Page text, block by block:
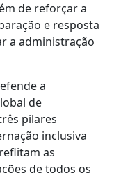
de reforçar a
e resposta
a administração
a
de
pilares
inclusiva
as
de todos os